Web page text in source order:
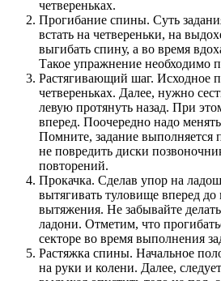
четвереньках.
Прогибание спины. Суть
встать на четвереньки, на
выгибать спину, а во время
Такое упражнение необходимо
Растягивающий шаг. Исходное
четвереньках. Далее, нужно
левую протянуть назад. При
вперед. Поочередно надо
Помните, задание выполняется
не повредить диски
повторений.
Прокачка. Сделав упор на
вытягивать туловище вперед
вытяжения. Не забывайте
ладони. Отметим, что
секторе во время выполнения
Растяжка спины. Начальное
на руки и колени. Далее,